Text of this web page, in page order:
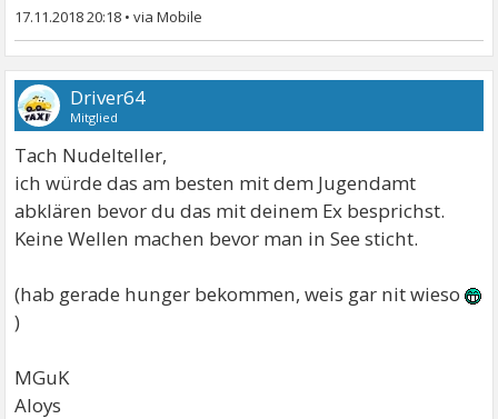
17.11.2018 20:18 •
Driver64
Mitglied
Tach Nudelteller,
ich würde das am besten mit dem Jugendamt
abklären bevor du das mit deinem Ex besprichst.
Keine Wellen machen bevor man in See sticht.
(hab gerade hunger bekommen, weis gar nit wieso
)
MGuK
Aloys